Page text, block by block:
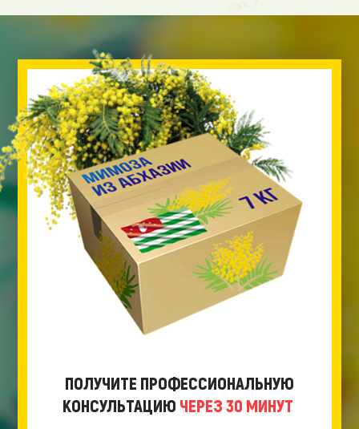
ПОЛУЧИТЕ ПРОФЕССИОНАЛЬНУЮ
КОНСУЛЬТАЦИЮ ЧЕРЕЗ 30 МИНУТ